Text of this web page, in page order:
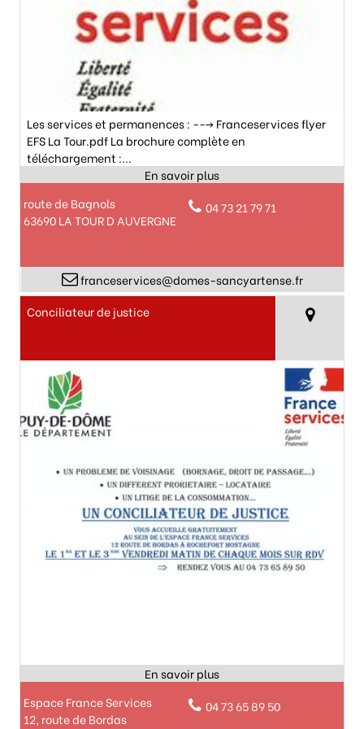
Les services et permanences : ---> Franceservices flyer
EFS La Tour.pdf La brochure complète en
téléchargement :...
route de Bagnols
63690 LA TOUR D AUVERGNE
04 73 21 79 71
franceservices@domes-sancyartense.fr
Conciliateur de justice
Espace France Services
12, route de Bordas
04 73 65 89 50